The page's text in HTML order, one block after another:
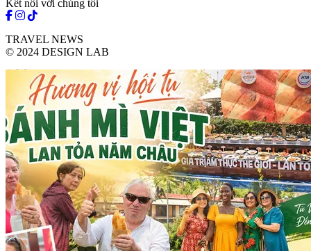
Kết nối với chúng tôi
TRAVEL NEWS
© 2024 DESIGN LAB